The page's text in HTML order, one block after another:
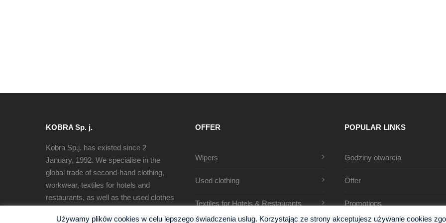
KOBRA Sp. j.
Kobra Sp.j. has existed since 2
January, 1992. We specialise in the
global trade of second-hand clothing,
workwear, textiles for hotels and
restaurants, as well as the used clothes
OFFER
Wipers
Used clothing
Textiles for Hotels & Restaurants
POPULAR LINKS
Godziny otwarcia
Offer
Promotions
Używamy plików cookies w celu lepszego świadczenia usług. Korzystając ze strony akceptujesz używanie cookies